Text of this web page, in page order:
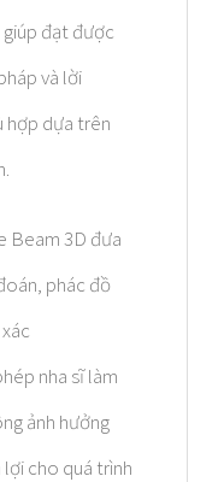
đạt được
và lời
hợp dựa trên
Beam 3D đưa
phác đồ
nha sĩ làm
ảnh hưởng
cho quá trình